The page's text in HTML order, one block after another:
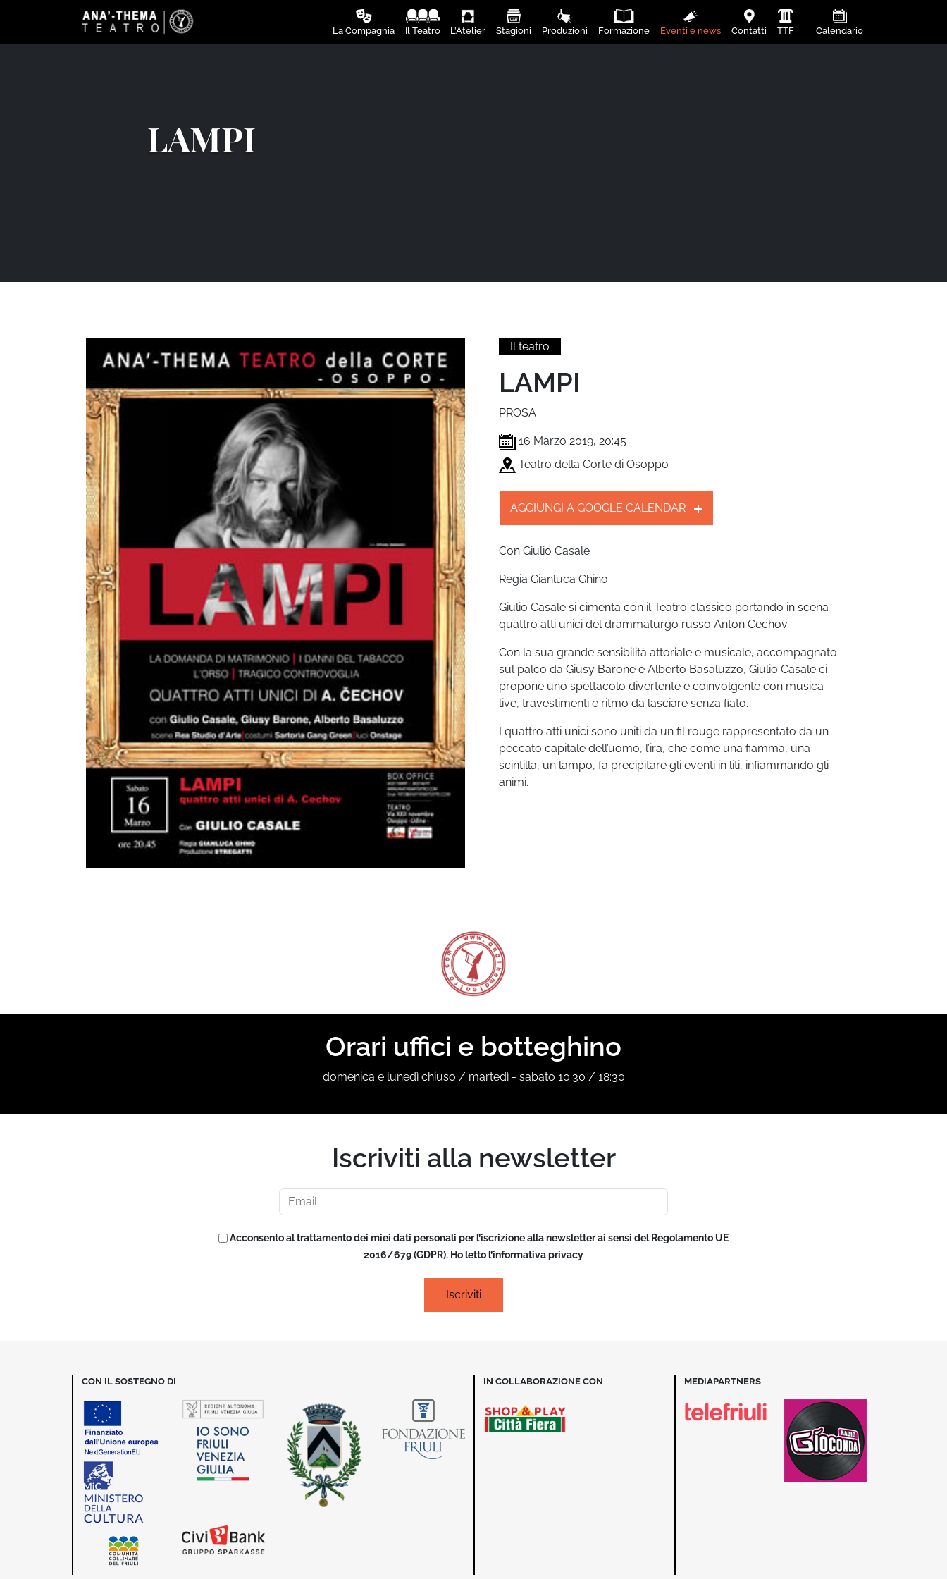
La Compagnia Il Teatro L’Atelier Stagioni Produzioni Formazione Eventi e news Contatti TTF Calendario
LAMPI
Il teatro
LAMPI
PROSA
16 Marzo 2019, 20:45
Teatro della Corte di Osoppo
AGGIUNGI A GOOGLE CALENDAR
Con Giulio Casale
Regia Gianluca Ghino
Giulio Casale si cimenta con il Teatro classico portando in scena
quattro atti unici del drammaturgo russo Anton Cechov.
Con la sua grande sensibilità attoriale e musicale, accompagnato
sul palco da Giusy Barone e Alberto Basaluzzo, Giulio Casale ci
propone uno spettacolo divertente e coinvolgente con musica
live, travestimenti e ritmo da lasciare senza fiato.
I quattro atti unici sono uniti da un fil rouge rappresentato da un
peccato capitale dell’uomo, l’ira, che come una fiamma, una
scintilla, un lampo, fa precipitare gli eventi in liti, infiammando gli
animi.
Orari uffici e botteghino
domenica e lunedì chiuso / martedì - sabato 10:30 / 18:30
Iscriviti alla newsletter
Acconsento al trattamento dei miei dati personali per l’iscrizione alla newsletter ai sensi del Regolamento UE
2016/679 (GDPR). Ho letto l’informativa privacy
CON IL SOSTEGNO DI IN COLLABORAZIONE CON MEDIAPARTNERS